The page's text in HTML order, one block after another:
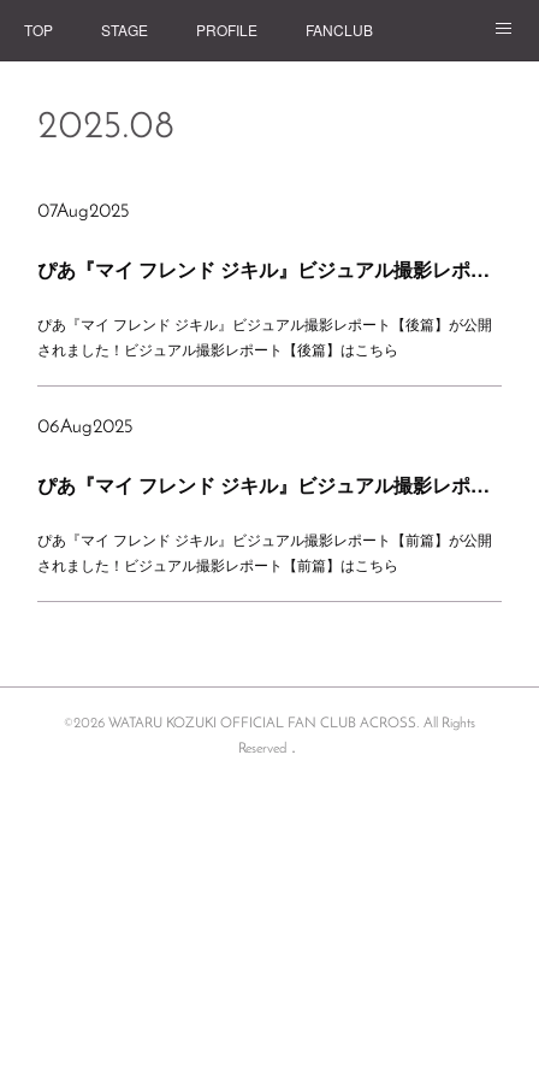
TOP STAGE PROFILE FANCLUB
2025.08
07Aug2025
ぴあ『マイ フレンド ジキル』ビジュアル撮影レポート【後篇】掲載
ぴあ『マイ フレンド ジキル』ビジュアル撮影レポート【後篇】が公開
されました！ビジュアル撮影レポート【後篇】はこちら
06Aug2025
ぴあ『マイ フレンド ジキル』ビジュアル撮影レポート【前篇】掲載
ぴあ『マイ フレンド ジキル』ビジュアル撮影レポート【前篇】が公開
されました！ビジュアル撮影レポート【前篇】はこちら
©2026 WATARU KOZUKI OFFICIAL FAN CLUB ACROSS. All Rights
Reserved．